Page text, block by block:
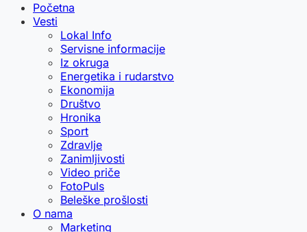
Početna
Vesti
Lokal Info
Servisne informacije
Iz okruga
Energetika i rudarstvo
Ekonomija
Društvo
Hronika
Sport
Zdravlje
Zanimljivosti
Video priče
FotoPuls
Beleške prošlosti
O nama
Marketing